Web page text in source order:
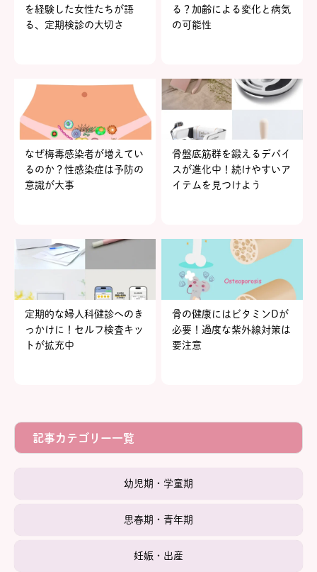
を経験した女性たちが語
る、定期検診の大切さ
る？加齢による変化と病気
の可能性
なぜ梅毒感染者が増えてい
るのか？性感染症は予防の
意識が大事
骨盤底筋群を鍛えるデバイ
スが進化中！続けやすいア
イテムを見つけよう
定期的な婦人科健診へのき
っかけに！セルフ検査キッ
トが拡充中
骨の健康にはビタミンDが
必要！過度な紫外線対策は
要注意
記事カテゴリー一覧
幼児期・学童期
思春期・青年期
妊娠・出産